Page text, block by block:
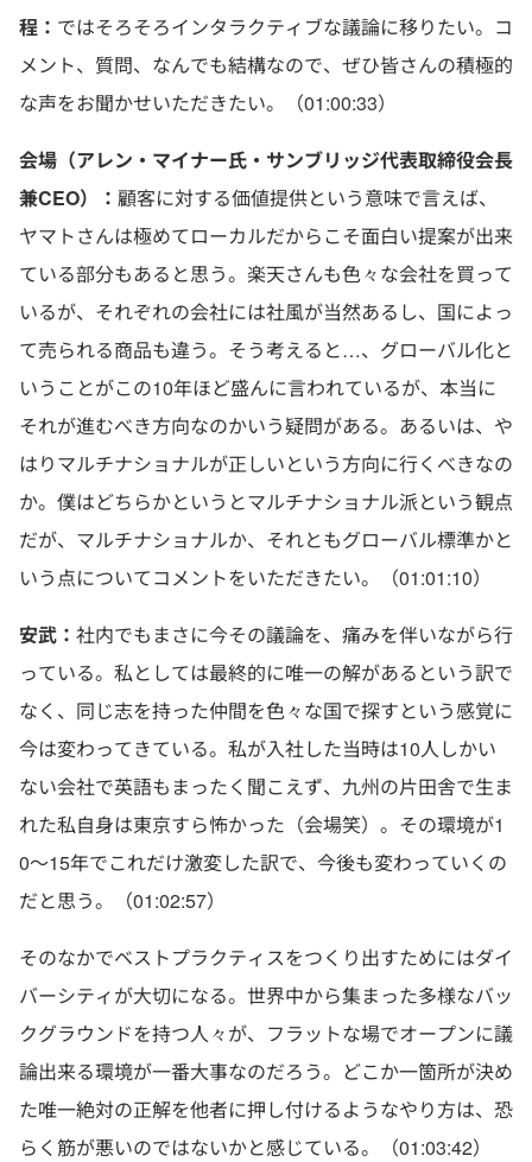
程： ではそろそろインタラクティブな議論に移りたい。コ
メント、質問、なんでも結構なので、ぜひ皆さんの積極的
な声をお聞かせいただきたい。（01:00:33）
会場（アレン・マイナー氏・サンブリッジ代表取締役会長
兼CEO）： 顧客に対する価値提供という意味で言えば、
ヤマトさんは極めてローカルだからこそ面白い提案が出来
ている部分もあると思う。楽天さんも色々な会社を買って
いるが、それぞれの会社には社風が当然あるし、国によっ
て売られる商品も違う。そう考えると…、グローバル化と
いうことがこの10年ほど盛んに言われているが、本当に
それが進むべき方向なのかいう疑問がある。あるいは、や
はりマルチナショナルが正しいという方向に行くべきなの
か。僕はどちらかというとマルチナショナル派という観点
だが、マルチナショナルか、それともグローバル標準かと
いう点についてコメントをいただきたい。（01:01:10）
安武： 社内でもまさに今その議論を、痛みを伴いながら行
っている。私としては最終的に唯一の解があるという訳で
なく、同じ志を持った仲間を色々な国で探すという感覚に
今は変わってきている。私が入社した当時は10人しかい
ない会社で英語もまったく聞こえず、九州の片田舎で生ま
れた私自身は東京すら怖かった（会場笑）。その環境が1
0〜15年でこれだけ激変した訳で、今後も変わっていくの
だと思う。（01:02:57）
そのなかでベストプラクティスをつくり出すためにはダイ
バーシティが大切になる。世界中から集まった多様なバッ
クグラウンドを持つ人々が、フラットな場でオープンに議
論出来る環境が一番大事なのだろう。どこか一箇所が決め
た唯一絶対の正解を他者に押し付けるようなやり方は、恐
らく筋が悪いのではないかと感じている。（01:03:42）